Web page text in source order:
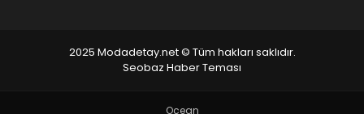
2025 Modadetay.net © Tüm hakları saklıdır.
Seobaz Haber Teması
Ocean